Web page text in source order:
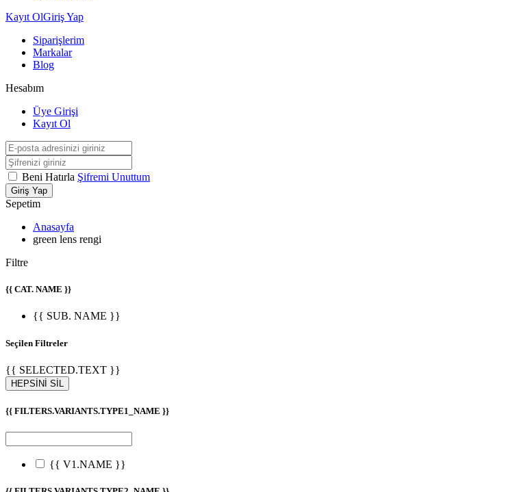
Kayıt OlGiriş Yap
Siparişlerim
Markalar
Blog
Hesabım
Üye Girişi
Kayıt Ol
Beni Hatırla Şifremi Unuttum
Giriş Yap
Sepetim
Anasayfa
green lens rengi
Filtre
{{ CAT. NAME }}
{{ SUB. NAME }}
Seçilen Filtreler
{{ SELECTED.TEXT }}
HEPSİNİ SİL
{{ FILTERS.VARIANTS.TYPE1_NAME }}
{{ V1.NAME }}